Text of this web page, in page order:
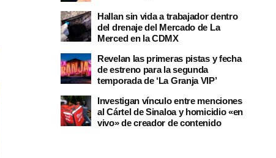
Hallan sin vida a trabajador dentro
del drenaje del Mercado de La
Merced en la CDMX
Revelan las primeras pistas y fecha
de estreno para la segunda
temporada de ‘La Granja VIP’
Investigan vínculo entre menciones
al Cártel de Sinaloa y homicidio «en
vivo» de creador de contenido